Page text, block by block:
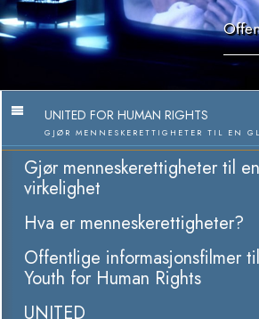
UNITED FOR HUMAN RIGHTS
GJØR MENNESKERETTIGHETER TIL EN
Gjør menneskerettigheter til en
virkelighet
Hva er menneskerettigheter?
Offentlige informasjonsfilmer
Youth for Human Rights
UNITED